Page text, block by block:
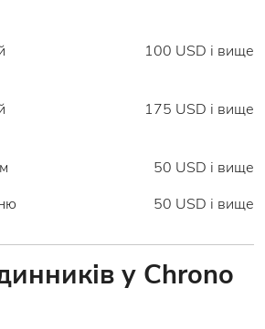
100 USD і вище
175 USD і вище
50 USD і вище
50 USD і вище
у Chrono